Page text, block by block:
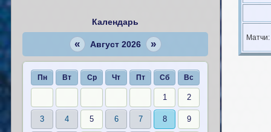
Матчи:
Календарь
« Август 2026 »
Пн Вт Ср Чт Пт Сб Вс
1 2
3 4 5 6 7 8 9